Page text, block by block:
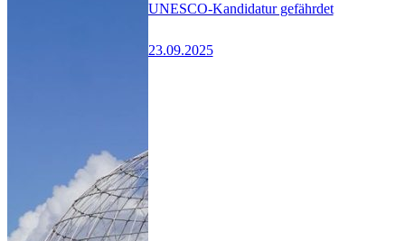
UNESCO-Kandidatur gefährdet
23.09.2025